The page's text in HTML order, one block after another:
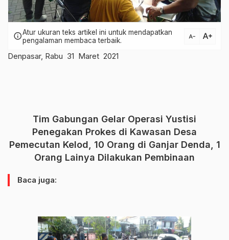
infoAtur ukuran teks artikel ini untuk mendapatkan
pengalaman membaca terbaik.
text_decrease text_increase
Denpasar, Rabu 31 Maret 2021
Tim Gabungan Gelar Operasi Yustisi
Penegakan Prokes di Kawasan Desa
Pemecutan Kelod, 10 Orang di Ganjar Denda, 1
Orang Lainya Dilakukan Pembinaan
Baca juga: